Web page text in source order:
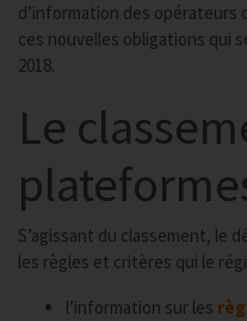
d’information des opérateurs
ces nouvelles obligations qui
2018.
Le
S’agissant du classement, le
les règles et critères qui le
l’information sur les